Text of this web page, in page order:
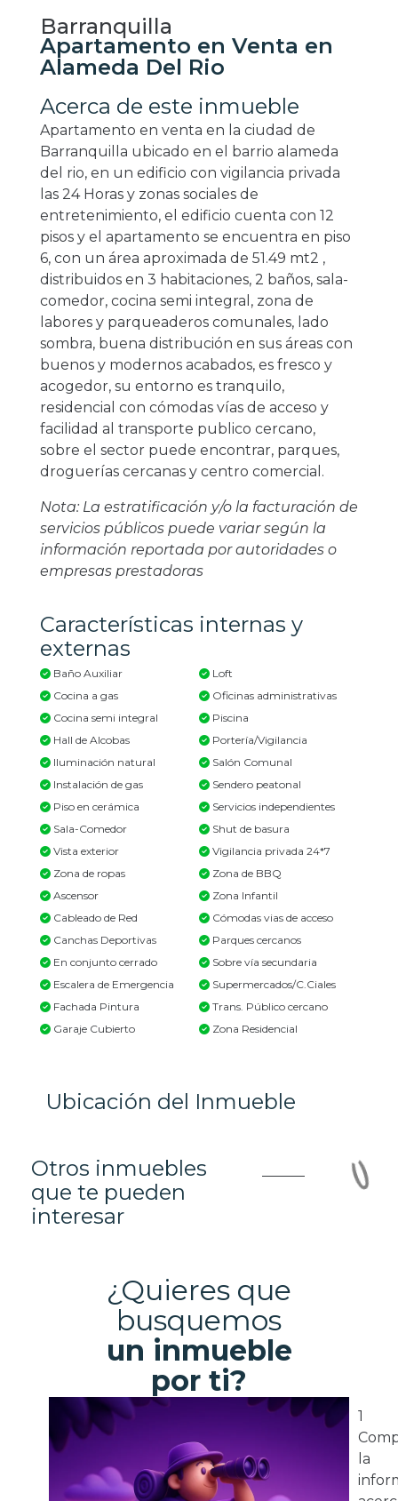
Barranquilla
Apartamento en Venta en
Alameda Del Rio
Acerca de este inmueble
Apartamento en venta en la ciudad de
Barranquilla ubicado en el barrio alameda
del rio, en un edificio con vigilancia privada
las 24 Horas y zonas sociales de
entretenimiento, el edificio cuenta con 12
pisos y el apartamento se encuentra en piso
6, con un área aproximada de 51.49 mt2 ,
distribuidos en 3 habitaciones, 2 baños, sala-
comedor, cocina semi integral, zona de
labores y parqueaderos comunales, lado
sombra, buena distribución en sus áreas con
buenos y modernos acabados, es fresco y
acogedor, su entorno es tranquilo,
residencial con cómodas vías de acceso y
facilidad al transporte publico cercano,
sobre el sector puede encontrar, parques,
droguerías cercanas y centro comercial.
Nota: La estratificación y/o la facturación de
servicios públicos puede variar según la
información reportada por autoridades o
empresas prestadoras
Características internas y
externas
Baño Auxiliar
Cocina a gas
Cocina semi integral
Hall de Alcobas
Iluminación natural
Instalación de gas
Piso en cerámica
Sala-Comedor
Vista exterior
Zona de ropas
Ascensor
Cableado de Red
Canchas Deportivas
En conjunto cerrado
Escalera de Emergencia
Fachada Pintura
Garaje Cubierto
Loft
Oficinas administrativas
Piscina
Portería/Vigilancia
Salón Comunal
Sendero peatonal
Servicios independientes
Shut de basura
Vigilancia privada 24*7
Zona de BBQ
Zona Infantil
Cómodas vias de acceso
Parques cercanos
Sobre vía secundaria
Supermercados/C.Ciales
Trans. Público cercano
Zona Residencial
Ubicación del Inmueble
Otros inmuebles
que te pueden
interesar
¿Quieres que
busquemos
un inmueble
por ti?
1
la